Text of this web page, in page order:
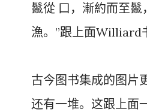
鬣從 口，漸約而至
漁。”跟上面Williard
古今图书集成的图片
还有一堆。这跟上面